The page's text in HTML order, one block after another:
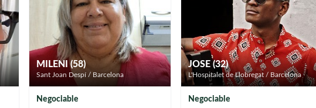
MILENI (58)
Sant Joan Despí / Barcelona
Negociable
JOSE (32)
L'Hospitalet de Llobregat / Barcelona
Negociable